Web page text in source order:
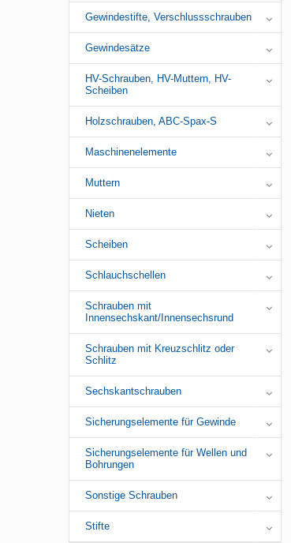
Gewindestifte, Verschlussschrauben
Gewindesätze
HV-Schrauben, HV-Muttern, HV-
Scheiben
Holzschrauben, ABC-Spax-S
Maschinenelemente
Muttern
Nieten
Scheiben
Schlauchschellen
Schrauben mit
Innensechskant/Innensechsrund
Schrauben mit Kreuzschlitz oder
Schlitz
Sechskantschrauben
Sicherungselemente für Gewinde
Sicherungselemente für Wellen und
Bohrungen
Sonstige Schrauben
Stifte